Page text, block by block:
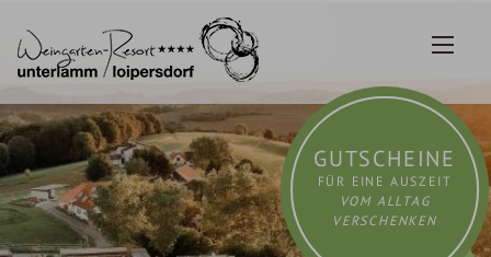
Inhalt
springen
GUTSCHEINE
FÜR EINE AUSZEIT
VOM ALLTAG
VERSCHENKEN